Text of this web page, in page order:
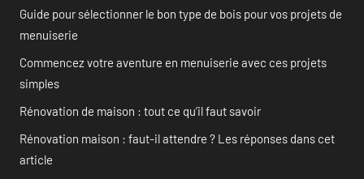
Guide pour sélectionner le bon type de bois pour vos projets de
menuiserie
Commencez votre aventure en menuiserie avec ces projets
simples
Rénovation de maison : tout ce qu’il faut savoir
Rénovation maison : faut-il attendre ? Les réponses dans cet
article